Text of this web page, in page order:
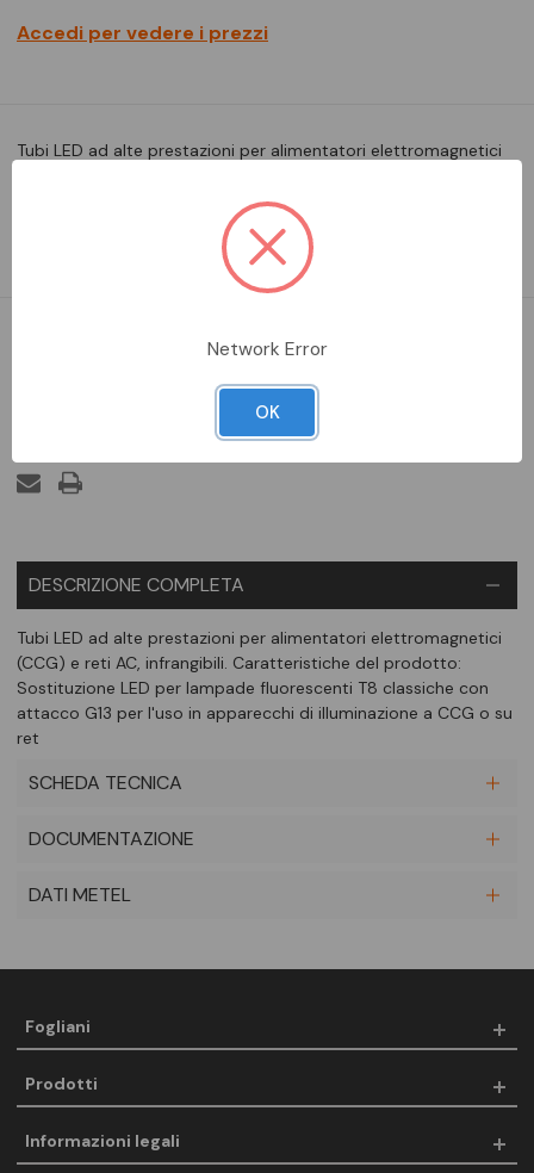
Accedi per vedere i prezzi
Tubi LED ad alte prestazioni per alimentatori elettromagnetici
Sostituzione LED per lampade fluorescenti T8 classiche con
attacco G13 per l'uso in apparecchi di illuminazione a CCG o su
Aggiungi alla comparazione
DESCRIZIONE COMPLETA
Tubi LED ad alte prestazioni per alimentatori elettromagnetici
(CCG) e reti AC, infrangibili. Caratteristiche del prodotto:
Sostituzione LED per lampade fluorescenti T8 classiche con
attacco G13 per l'uso in apparecchi di illuminazione a CCG o su
ret
SCHEDA TECNICA
DOCUMENTAZIONE
DATI METEL
Fogliani
Prodotti
Informazioni legali
Network Error
OK